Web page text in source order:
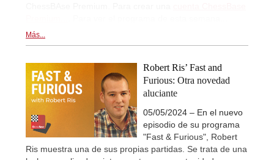
Más...
Robert Ris’ Fast and
Furious: Otra novedad
aluciante
05/05/2024 – En el nuevo
episodio de su programa
"Fast & Furious", Robert
Ris muestra una de sus propias partidas. Se trata de una